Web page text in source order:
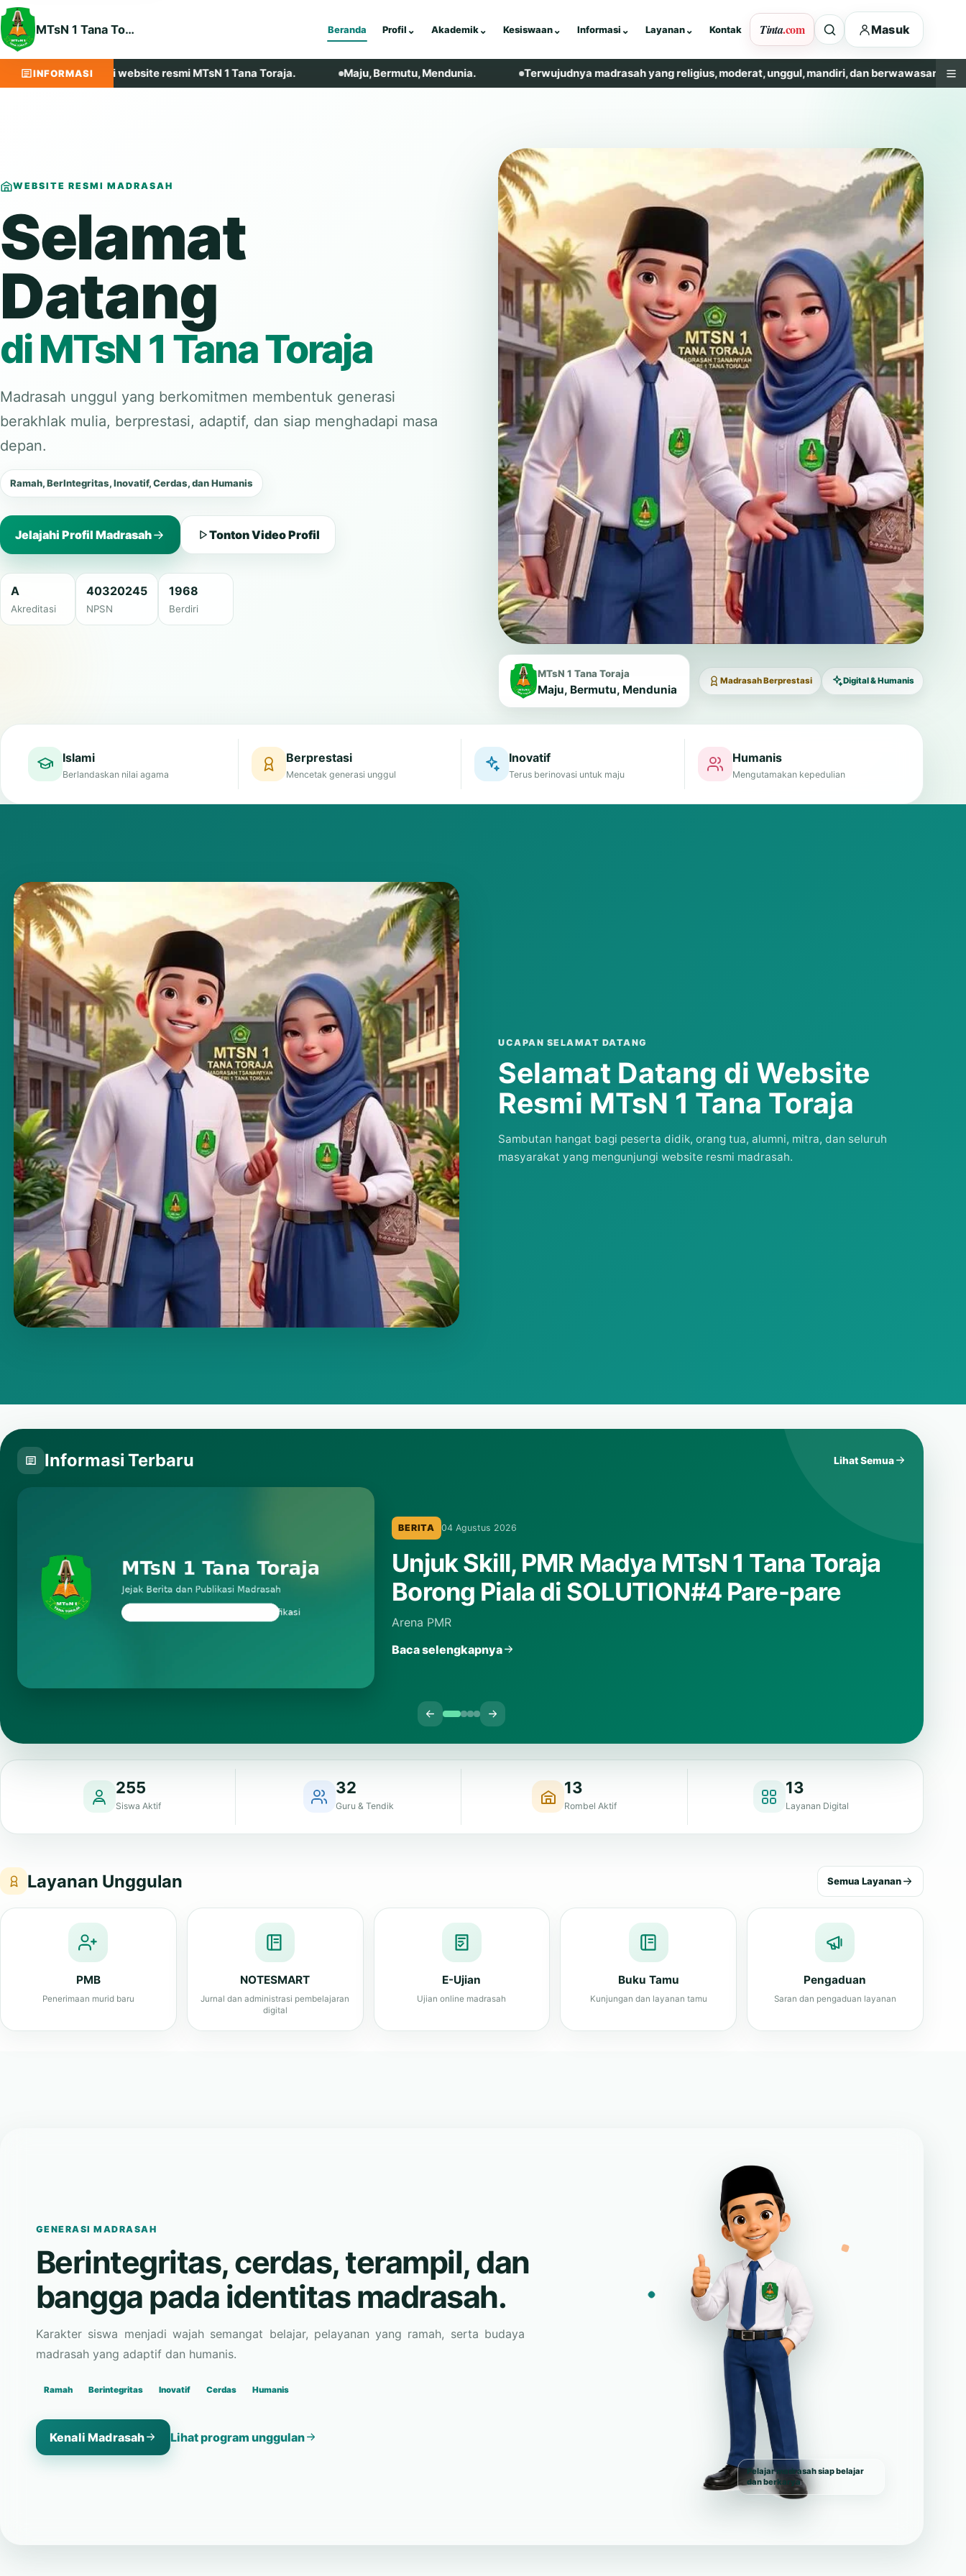
INFORMASI
datang di website resmi MTsN 1 Tana Toraja. Maju, Bermutu, Mendunia. Terwujudnya madrasah yang religius, moderat, unggul, mandiri, dan berwawasan lingkungan.
MTsN 1 Tana Toraja Beranda Profil ⌄ Akademik⌄ Kesiswaan⌄ Informasi ⌄ Layanan⌄ Kontak Tinta.com Masuk
WEBSITE RESMI MADRASAH
Selamat
Datang
di MTsN 1 Tana Toraja
Madrasah unggul yang berkomitmen membentuk generasi
berakhlak mulia, berprestasi, adaptif, dan siap menghadapi masa
depan.
Ramah, BerIntegritas, Inovatif, Cerdas, dan Humanis
Jelajahi Profil Madrasah Tonton Video Profil
A
Akreditasi
40320245
NPSN
1968
Berdiri
MTsN 1 Tana Toraja
Maju, Bermutu, Mendunia
Madrasah Berprestasi Digital & Humanis
Islami
Berlandaskan nilai agama
Berprestasi
Mencetak generasi unggul
Inovatif
Terus berinovasi untuk maju
Humanis
Mengutamakan kepedulian
UCAPAN SELAMAT DATANG
Selamat Datang di Website
Resmi MTsN 1 Tana Toraja
Sambutan hangat bagi peserta didik, orang tua, alumni, mitra, dan seluruh
masyarakat yang mengunjungi website resmi madrasah.
Informasi Terbaru Lihat Semua
Pengumuman Hasil Lomba Ceramah
Laporan hasil lomba ceramah PORSENDA MTsN 1 Tana Toraja.
Baca selengkapnya
Layanan Unggulan
PMB
Penerimaan murid baru
NOTESMART
Jurnal dan administrasi pembelajaran
E-Ujian
Ujian online madrasah
Buku Tamu
Kunjungan dan layanan tamu
Pengaduan
Saran dan pengaduan layanan
bangga pada identitas madrasah.
Karakter siswa menjadi wajah semangat belajar, pelayanan yang ramah, serta budaya
madrasah yang adaptif dan humanis.
Ramah Berintegritas Inovatif Cerdas Humanis
Kenali Madrasah Lihat program unggulan
Pelajar madrasah siap belajar
dan berkarya